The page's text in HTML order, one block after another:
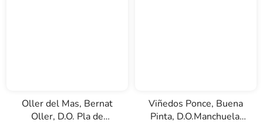
Oller del Mas, Bernat
Oller, D.O. Pla de
Viñedos Ponce, Buena
Pinta, D.O.Manchuela,